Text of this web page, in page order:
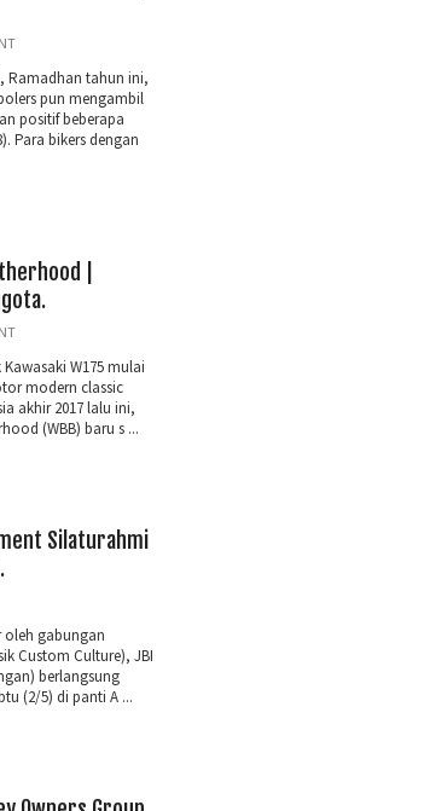
Ramadhan tahun ini,
pun mengambil
positif beberapa
Para bikers dengan
|
W175 mulai
modern classic
akhir 2017 lalu ini,
(WBB) baru s ...
Silaturahmi
oleh gabungan
Custom Culture), JBI
berlangsung
(2/5) di panti A ...